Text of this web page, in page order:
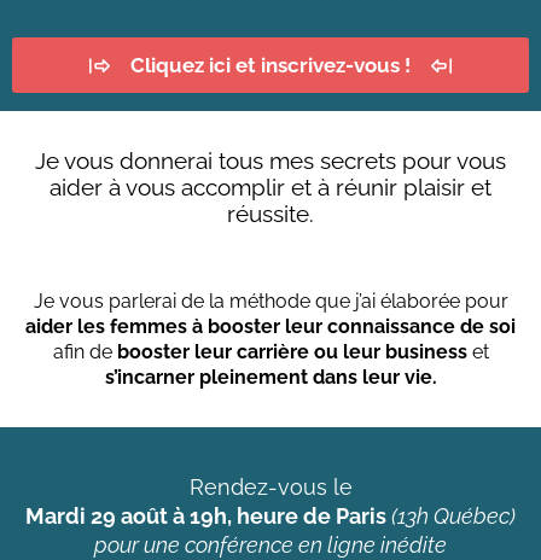
Cliquez ici et inscrivez-vous !
Je vous donnerai tous mes secrets pour vous
aider à vous accomplir et à réunir plaisir et
réussite.
Je vous parlerai de la méthode que j’ai élaborée pour
aider les femmes à booster leur connaissance de soi
afin de booster leur carrière ou leur business et
s’incarner pleinement dans leur vie.
Rendez-vous le
Mardi 29 août à 19h, heure de Paris(13h Québec)
pour une conférence en ligne inédite